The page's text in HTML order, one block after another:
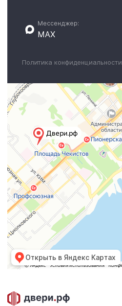
Мессенджер:
MAX
Политика конфиденциальности
Открыть в Яндекс Картах